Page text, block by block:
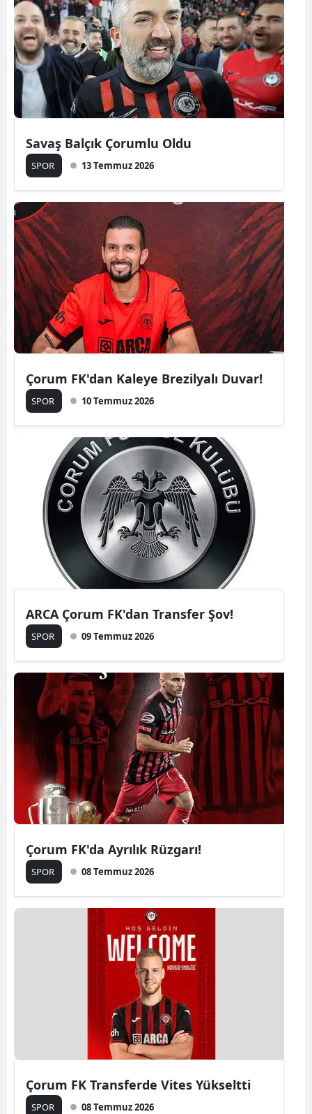
Savaş Balçık Çorumlu Oldu
SPOR 13 Temmuz 2026
Çorum FK'dan Kaleye Brezilyalı Duvar!
SPOR 10 Temmuz 2026
ARCA Çorum FK'dan Transfer Şov!
SPOR 09 Temmuz 2026
Çorum FK'da Ayrılık Rüzgarı!
SPOR 08 Temmuz 2026
Çorum FK Transferde Vites Yükseltti
SPOR 08 Temmuz 2026